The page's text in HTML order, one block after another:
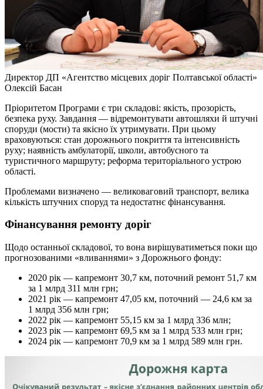
Директор ДП «Агентство місцевих доріг Полтавської області»
Олексій Басан
Пріоритетом Програми є три складові: якість, прозорість,
безпека руху. Завдання — відремонтувати автошляхи й штучні
споруди (мости) та якісно їх утримувати. При цьому
враховуються: стан дорожнього покриття та інтенсивність
руху; наявність амбулаторії, школи, автобусного та
туристичного маршруту; реформа територіального устрою
області.
Проблемами визначено — великоваговий транспорт, велика
кількість штучних споруд та недостатнє фінансування.
Фінансування ремонту доріг
Щодо останньої складової, то вона вирішуватиметься поки що
прогнозованими «вливаннями» з Дорожнього фонду:
2020 рік — капремонт 30,7 км, поточний ремонт 51,7 км
за 1 млрд 311 млн грн;
2021 рік — капремонт 47,05 км, поточний — 24,6 км за
1 млрд 356 млн грн;
2022 рік — капремонт 55,15 км за 1 млрд 336 млн;
2023 рік — капремонт 69,5 км за 1 млрд 533 млн грн;
2024 рік — капремонт 70,9 км за 1 млрд 589 млн грн.